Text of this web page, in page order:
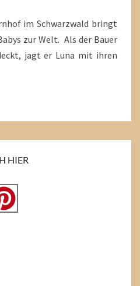
im Schwarzwald bringt
zur Welt. Als der Bauer
jagt er Luna mit ihren
HIER